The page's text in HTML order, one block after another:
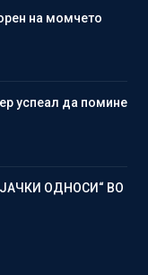
на момчето
успеал да помине
ОДНОСИ“ ВО